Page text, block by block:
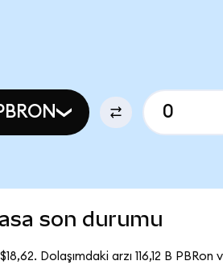
son durumu
Dolaşımdaki arzı 116,12 B